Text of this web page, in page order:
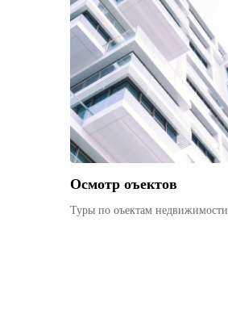
Осмотр оъектов
Туры по оъектам недвижимости